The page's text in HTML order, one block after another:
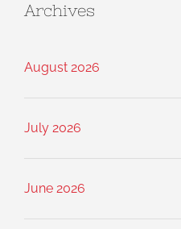
Archives
August 2026
July 2026
June 2026